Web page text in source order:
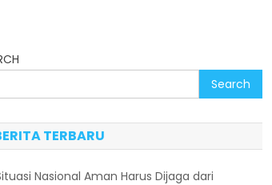
Search
TERBARU
Nasional Aman Harus Dijaga dari